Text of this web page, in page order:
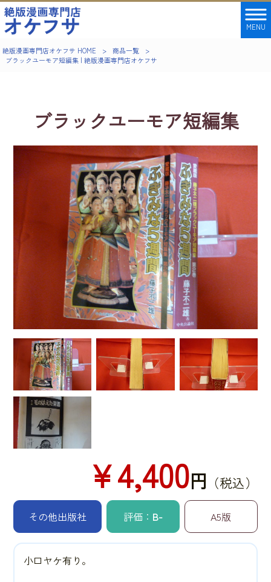
MENU
絶版漫画専門店オケフサ HOME > 商品一覧
>
ブラックユーモア短編集 | 絶版漫画専門店オケフサ
ブラックユーモア短編集
￥4,400円 （税込）
その他出版社 評価： B- A5版
小口ヤケ有り。